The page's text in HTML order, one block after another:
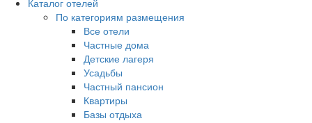
Каталог отелей
По категориям размещения
Все отели
Частные дома
Детские лагеря
Усадьбы
Частный пансион
Квартиры
Базы отдыха